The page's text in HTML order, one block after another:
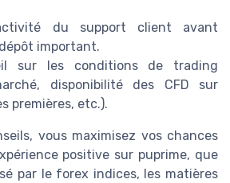
du support client avant
important.
sur les conditions de trading
disponibilité des CFD sur
premières, etc.).
vous maximisez vos chances
positive sur puprime, que
par le forex indices, les matières